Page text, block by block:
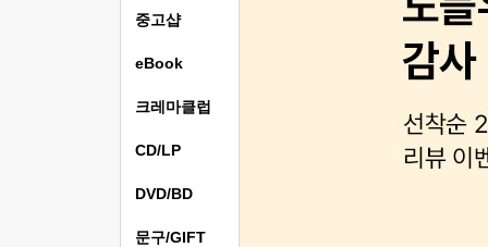
중고샵
eBook
크레마클럽
CD/LP
DVD/BD
문구/GIFT